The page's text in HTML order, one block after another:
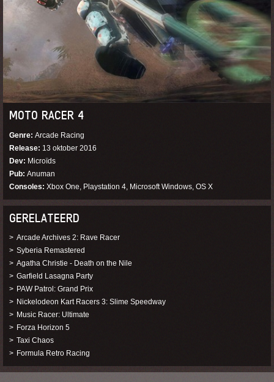
MOTO RACER 4
Genre Arcade Racing
Release 13 oktober 2016
Dev Microïds
Pub Anuman
Consoles Xbox One, Playstation 4, Microsoft Windows, OS X
GERELATEERD
Arcade Archives 2: Rave Racer
Syberia Remastered
Agatha Christie - Death on the Nile
Garfield Lasagna Party
PAW Patrol: Grand Prix
Nickelodeon Kart Racers 3: Slime Speedway
Music Racer: Ultimate
Forza Horizon 5
Taxi Chaos
Formula Retro Racing